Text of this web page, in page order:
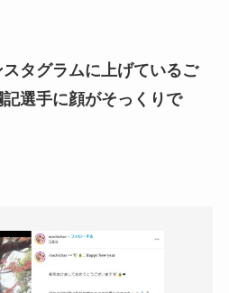
タグラムに上げているご
選手に顔がそっくりで